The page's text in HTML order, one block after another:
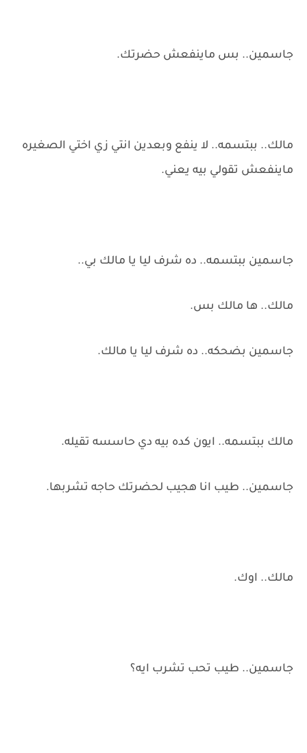
جاسمين.. بس ماينفعش حضرتك.
مالك.. ببتسمه.. لا ينفع وبعدين انتي زي اختي الصغيره
ماينفعش تقولي بيه يعني.
جاسمين ببتسمه.. ده شرف ليا يا مالك بي..
مالك.. ها مالك بس.
جاسمين بضحكه.. ده شرف ليا يا مالك.
مالك ببتسمه.. ايون كده بيه دي حاسسه تقيله.
جاسمين.. طيب انا هجيب لحضرتك حاجه تشربها.
مالك.. اوك.
جاسمين.. طيب تحب تشرب ايه؟